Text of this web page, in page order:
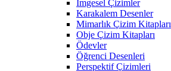
İmgesel Çizimler
Karakalem Desenler
Mimarlık Çizim Kitapları
Obje Çizim Kitapları
Ödevler
Öğrenci Desenleri
Perspektif Çizimleri